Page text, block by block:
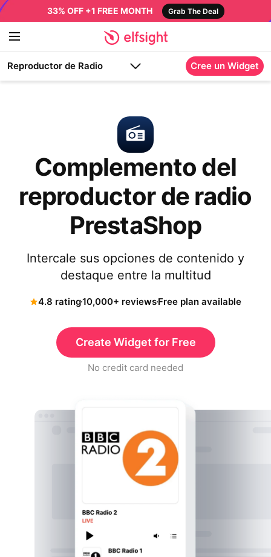
33% OFF +1 FREE MONTH Grab The Deal
Reproductor de Radio Cree un Widget
Complemento del
reproductor de radio
PrestaShop
Intercale sus opciones de contenido y
destaque entre la multitud
4.8 rating10,000+ reviewsFree plan available
Create Widget for Free
No credit card needed